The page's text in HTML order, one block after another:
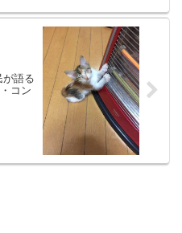
が語る
コン